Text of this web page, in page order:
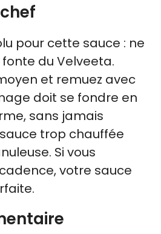
pour cette sauce : ne
du Velveeta.
et remuez avec
doit se fondre en
sans jamais
trop chauffée
Si vous
votre sauce